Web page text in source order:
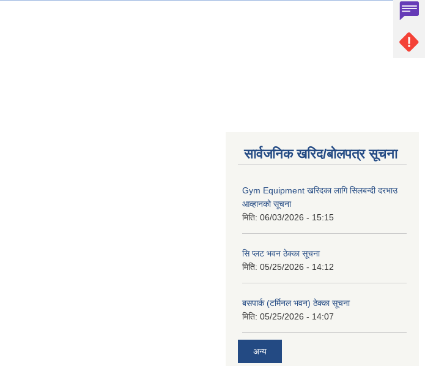
सार्वजनिक खरिद/बोलपत्र सूचना
Gym Equipment खरिदका लागि सिलबन्दी दरभाउ
आव्हानको सूचना
मिति: 06/03/2026 - 15:15
सि प्लट भवन ठेक्का सूचना
मिति: 05/25/2026 - 14:12
बसपार्क (टर्मिनल भवन) ठेक्का सूचना
मिति: 05/25/2026 - 14:07
अन्य